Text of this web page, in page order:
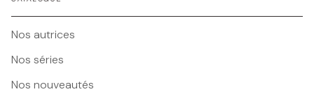
Nos autrices
Nos séries
Nos nouveautés